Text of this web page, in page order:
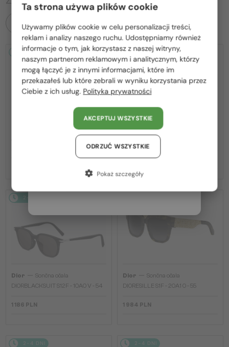
WSZYSTKIE PRODUKTY
2-4 DNI 2-4 DNI
Dior—Sončna očala
DIORB23 S4I - 64A0 V - 56
1 655 PLN
2-4 DNI
Dior
Sončna očala
DIORBLACKSUIT S12F - 10A0 V - 54
1 186 PLN
Dior
Sončna očala
DIORESILLE S1F - 20A1 O - 55
1 984 PLN
2-4 DNI 2-4 DNI
Proszę wybierz z listy odpowiedni dla Ciebie kraj:
Polska / PL
România / RO
Magyarország / HU
United Arab Emirates / EN
Austria / AT
Niemcy / DE
Włochy / IT
Ta strona używa plików cookie
Używamy plików cookie w celu personalizacji treści,
reklam i analizy naszego ruchu. Udostępniamy również
informacje o tym, jak korzystasz z naszej witryny,
naszym partnerom reklamowym i analitycznym, którzy
mogą łączyć je z innymi informacjami, które im
przekazałeś lub które zebrali w wyniku korzystania przez
Ciebie z ich usług. Polityka prywatności
AKCEPTUJ WSZYSTKIE
ODRZUĆ WSZYSTKIE
Pokaż szczegóły